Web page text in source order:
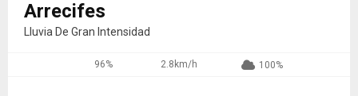
Arrecifes
Lluvia De Gran Intensidad
96% 2.8km/h 100%